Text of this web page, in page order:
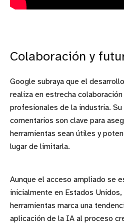
Colaboración y
Google subraya que el
realiza en estrecha
profesionales de la industria. Su
comentarios son clave para
herramientas sean útiles y
lugar de limitarla.
Aunque el acceso ampliado se
inicialmente en Estados
herramientas marca una
aplicación de la IA al proceso